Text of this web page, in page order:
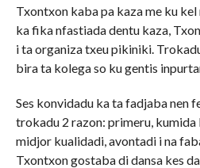
Txontxon kaba pa kaza me ku
ka fika nfastiada dentu kaza,
i ta organiza txeu pikiniki.
bira ta kolega so ku gentis
Ses konvidadu ka ta fadjaba nen
trokadu 2 razon: primeru, kumida
midjor kualidadi, avontadi i na
Txontxon gostaba di dansa kes